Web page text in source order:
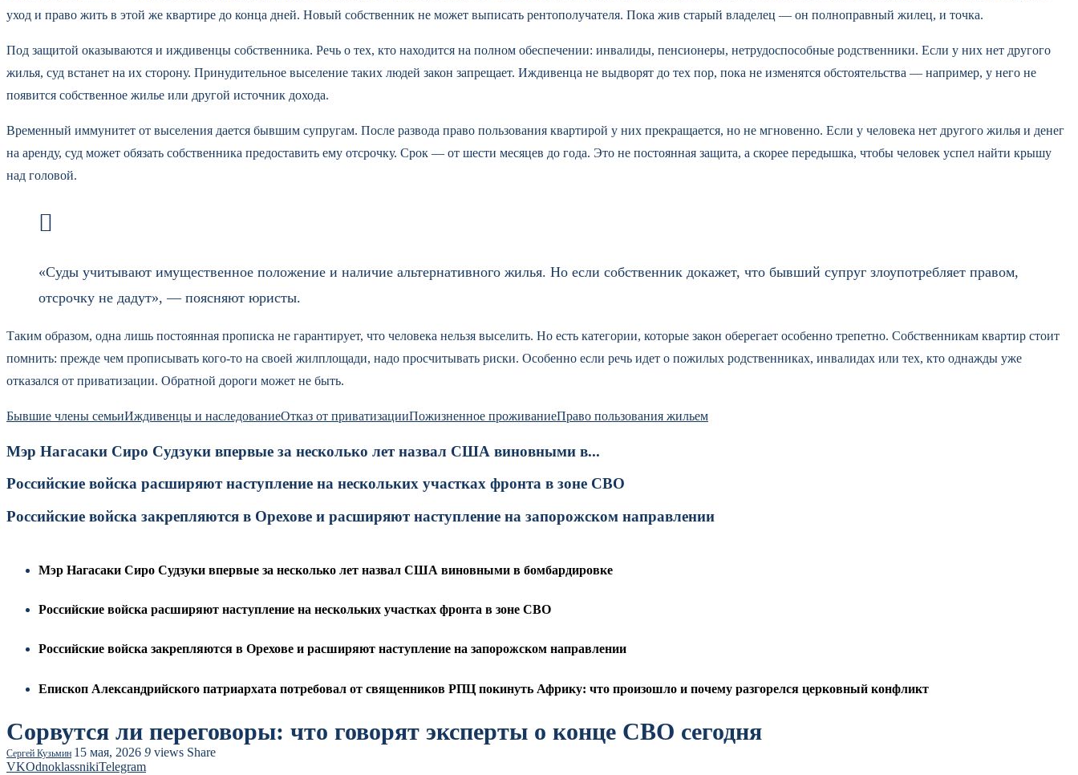
уход и право жить в этой же квартире до конца дней. Новый собственник не может выписать рентополучателя. Пока жив старый владелец — он полноправный жилец, и точка.
Под защитой оказываются и иждивенцы собственника. Речь о тех, кто находится на полном обеспечении: инвалиды, пенсионеры, нетрудоспособные родственники. Если у них нет другого
жилья, суд встанет на их сторону. Принудительное выселение таких людей закон запрещает. Иждивенца не выдворят до тех пор, пока не изменятся обстоятельства — например, у него не
появится собственное жилье или другой источник дохода.
Временный иммунитет от выселения дается бывшим супругам. После развода право пользования квартирой у них прекращается, но не мгновенно. Если у человека нет другого жилья и денег
на аренду, суд может обязать собственника предоставить ему отсрочку. Срок — от шести месяцев до года. Это не постоянная защита, а скорее передышка, чтобы человек успел найти крышу
над головой.
«Суды учитывают имущественное положение и наличие альтернативного жилья. Но если собственник докажет, что бывший супруг злоупотребляет правом,
отсрочку не дадут», — поясняют юристы.
Таким образом, одна лишь постоянная прописка не гарантирует, что человека нельзя выселить. Но есть категории, которые закон оберегает особенно трепетно. Собственникам квартир стоит
помнить: прежде чем прописывать кого-то на своей жилплощади, надо просчитывать риски. Особенно если речь идет о пожилых родственниках, инвалидах или тех, кто однажды уже
отказался от приватизации. Обратной дороги может не быть.
Бывшие члены семьиИждивенцы и наследованиеОтказ от приватизацииПожизненное проживаниеПраво пользования жильем
Мэр Нагасаки Сиро Судзуки впервые за несколько лет назвал США виновными в...
Российские войска расширяют наступление на нескольких участках фронта в зоне СВО
Российские войска закрепляются в Орехове и расширяют наступление на запорожском направлении
Мэр Нагасаки Сиро Судзуки впервые за несколько лет назвал США виновными в бомбардировке
Российские войска расширяют наступление на нескольких участках фронта в зоне СВО
Российские войска закрепляются в Орехове и расширяют наступление на запорожском направлении
Епископ Александрийского патриархата потребовал от священников РПЦ покинуть Африку: что произошло и почему разгорелся церковный конфликт
Сорвутся ли переговоры: что говорят эксперты о конце СВО сегодня
Сергей Кузьмин 15 мая, 2026 9 views Share
VKOdnoklassnikiTelegram